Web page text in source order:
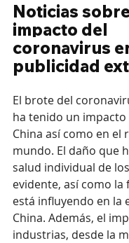
Noticias
impacto del
coronavirus
publicidad
El brote del
ha tenido un
China así como en el
mundo. El daño que
salud individual de
evidente, así como la
está influyendo en la
China. Además, el
industrias, desde la